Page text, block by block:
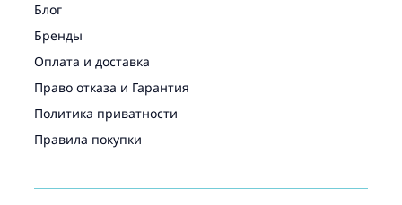
Блог
Бренды
Оплата и доставка
Право отказа и Гарантия
Политика приватности
Правила покупки